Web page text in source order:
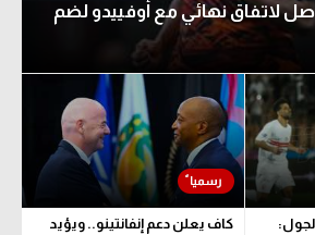
لاتفاق نهائي مع أوفييدو لضم
كاف يعلن دعم إنفانتينو.. ويؤيد